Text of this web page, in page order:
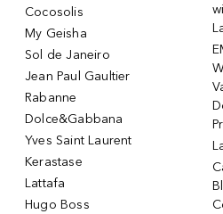
Cocosolis
My Geisha
Sol de Janeiro
Jean Paul Gaultier
Rabanne
Dolce&Gabbana
Yves Saint Laurent
Kerastase
Lattafa
Hugo Boss